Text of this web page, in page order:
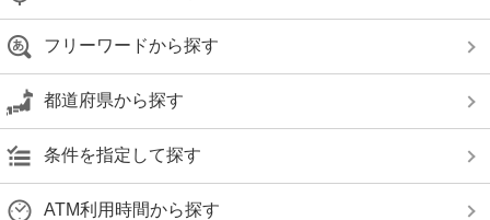
フリーワードから探す
都道府県から探す
条件を指定して探す
ATM利用時間から探す